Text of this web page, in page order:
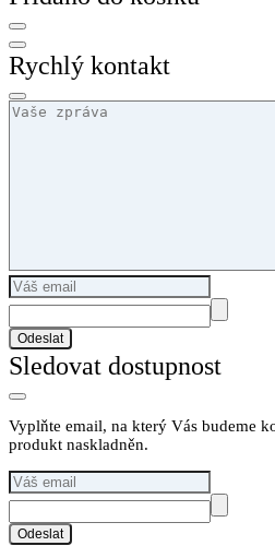
Rychlý kontakt
Odeslat
Sledovat dostupnost
Vyplňte email, na který Vás budeme
produkt naskladněn.
Odeslat